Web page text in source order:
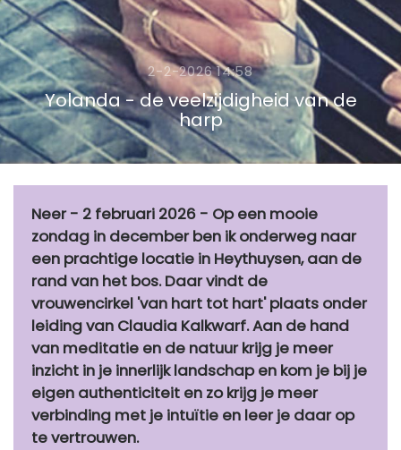
2-2-2026 14:58
Yolanda - de veelzijdigheid van de
harp
Neer - 2 februari 2026 - Op een mooie
zondag in december ben ik onderweg naar
een prachtige locatie in Heythuysen, aan de
rand van het bos. Daar vindt de
vrouwencirkel 'van hart tot hart' plaats onder
leiding van Claudia Kalkwarf. Aan de hand
van meditatie en de natuur krijg je meer
inzicht in je innerlijk landschap en kom je bij je
eigen authenticiteit en zo krijg je meer
verbinding met je intuïtie en leer je daar op
te vertrouwen.